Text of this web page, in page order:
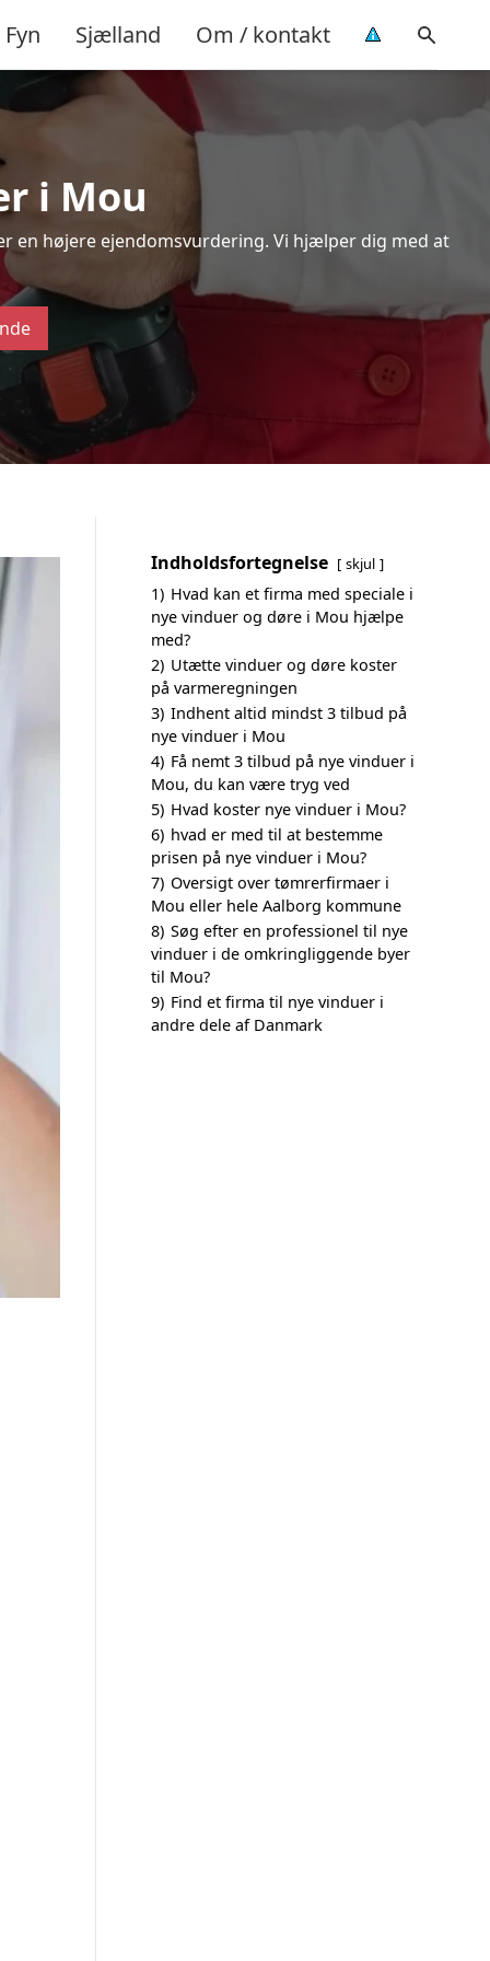
Fyn Sjælland Om / kontakt
i Mou
en højere ejendomsvurdering. Vi hjælper dig med at
Indholdsfortegnelse skjul
1) Hvad kan et firma med speciale i
nye vinduer og døre i Mou hjælpe
med?
2) Utætte vinduer og døre koster
på varmeregningen
3) Indhent altid mindst 3 tilbud på
nye vinduer i Mou
4) Få nemt 3 tilbud på nye vinduer i
Mou, du kan være tryg ved
5) Hvad koster nye vinduer i Mou?
6) hvad er med til at bestemme
prisen på nye vinduer i Mou?
7) Oversigt over tømrerfirmaer i
Mou eller hele Aalborg kommune
8) Søg efter en professionel til nye
vinduer i de omkringliggende byer
til Mou?
9) Find et firma til nye vinduer i
andre dele af Danmark